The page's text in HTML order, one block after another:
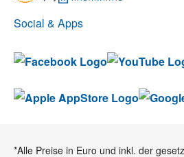
Social & Apps
*Alle Preise in Euro und inkl. der